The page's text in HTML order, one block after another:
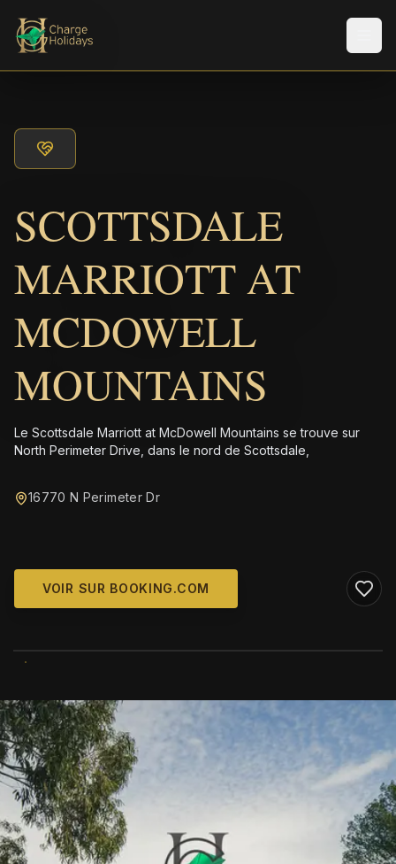
SCOTTSDALE
MARRIOTT AT
MCDOWELL
MOUNTAINS
Le Scottsdale Marriott at McDowell Mountains se trouve sur
North Perimeter Drive, dans le nord de Scottsdale,
16770 N Perimeter Dr
VOIR SUR BOOKING.COM